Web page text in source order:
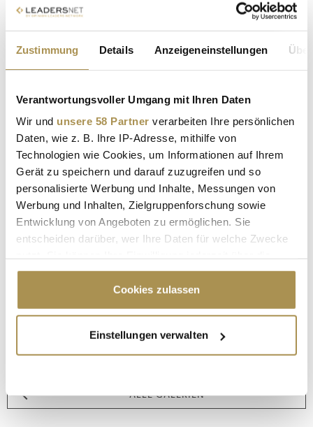
Zustimmung Details Anzeigeneinstellungen
Verantwortungsvoller Umgang mit Ihren Daten
Wir und unsere 58 Partner verarbeiten Ihre persönlichen
Daten, wie z. B. Ihre IP-Adresse, mithilfe von
Technologien wie Cookies, um Informationen auf Ihrem
Gerät zu speichern und darauf zuzugreifen und so
personalisierte Werbung und Inhalte, Messungen von
Werbung und Inhalten, Zielgruppenforschung sowie
Entwicklung von Angeboten zu ermöglichen. Sie
entscheiden darüber, wer Ihre Daten für welche Zwecke
Cookie-Erklärung oder durch Klicken auf das Privacy
Trigger Symbol ändern oder widerrufen
Informationen über Ihre geografische Lage
erfassen, welche bis auf einige Meter genau sein
bestimmten Merkmalen (Fingerprinting) identifizieren
Cookies zulassen
Einstellungen verwalten
ALLE GALERIEN